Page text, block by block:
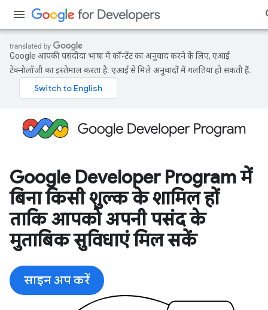
Google आपकी पसंदीदा भाषा में कॉन्टेंट का अनुवाद करने के लिए, एआई
टेक्नोलॉजी का इस्तेमाल करता है. एआई से मिले अनुवादों में गलतियां हो सकती हैं.
Google Developer Program में
बिना किसी शुल्क के शामिल हों
ताकि आपको अपनी पसंद के
मुताबिक सुविधाएं मिल सकें
साइन अप करें